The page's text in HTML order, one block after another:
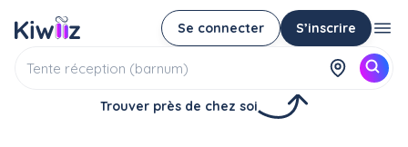
Se connecter S’inscrire
Trouver près de chez soi